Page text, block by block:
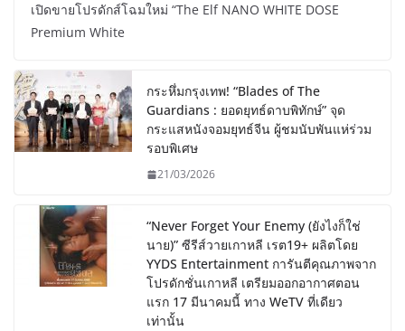
เปิดขายโปรดักส์โฉมใหม่ “The Elf NANO WHITE DOSE
Premium White
กระหึ่มกรุงเทพ! “Blades of The
Guardians : ยอดยุทธ์ดาบพิทักษ์” จุด
กระแสหนังจอมยุทธ์จีน ผู้ชมนับพันแห่ร่วม
รอบพิเศษ
21/03/2026
“Never Forget Your Enemy (ยังไงก็ใช่
นาย)” ซีรีส์วายเกาหลี เรต19+ ผลิตโดย
YYDS Entertainment การันตีคุณภาพจาก
โปรดักชั่นเกาหลี เตรียมออกอากาศตอน
แรก 17 มีนาคมนี้ ทาง WeTV ที่เดียว
เท่านั้น